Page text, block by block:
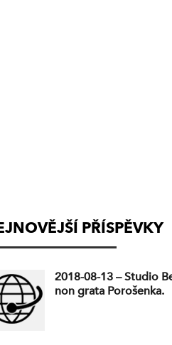
PŘÍSPĚVKY
2018-08-13 – Studio
non grata Porošenka.